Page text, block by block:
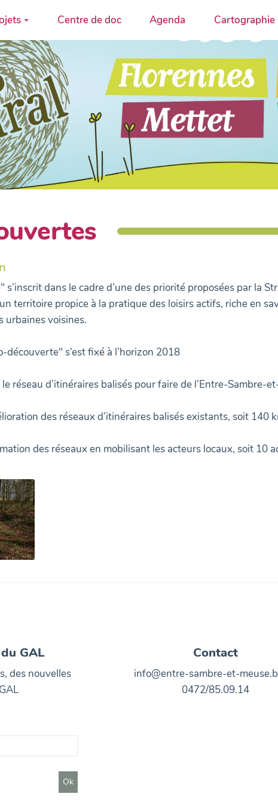
Centre de doc Agenda Cartographie
dans le cadre d’une des priorité proposées par la
territoire propice à la pratique des loisirs actifs, riche en
urbaines voisines.
s’est fixé à l’horizon 2018
réseau d’itinéraires balisés pour faire de l’Entre-Sambre-
des réseaux d’itinéraires balisés existants, soit 140
des réseaux en mobilisant les acteurs locaux, soit
GAL
des nouvelles
Contact
info@entre-sambre-et-
0472/85.09.14